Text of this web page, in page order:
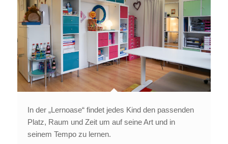
In der „Lernoase“ findet jedes Kind den passenden
Platz, Raum und Zeit um auf seine Art und in
seinem Tempo zu lernen.